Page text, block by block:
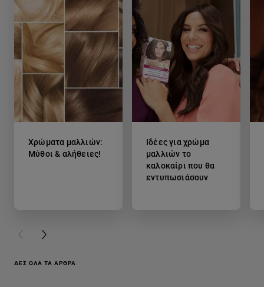
Χρώματα μαλλιών:
Μύθοι & αλήθειες!
Ιδέες για χρώμα
μαλλιών το
καλοκαίρι που θα
εντυπωσιάσουν
PREVIOUS CARD
NEXT CARD
ΔΕΣ ΌΛΑ ΤΑ ΆΡΘΡΑ